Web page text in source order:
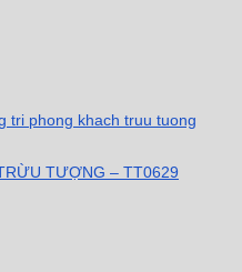
TƯỢNG – TT0629